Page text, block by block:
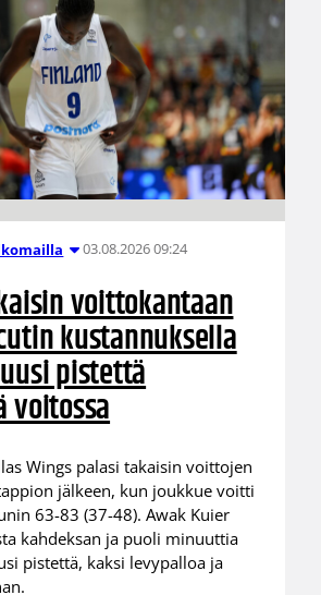
03.08.2026 09:24
voittokantaan
kustannuksella
pistettä
voitossa
Wings palasi takaisin voittojen
jälkeen, kun joukkue voitti
63-83 (37-48). Awak Kuier
kahdeksan ja puoli minuuttia
pistettä, kaksi levypalloa ja